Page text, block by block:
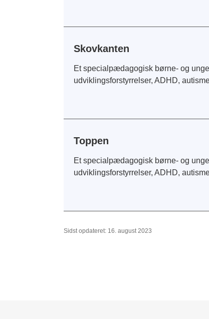
Skovkanten
Et specialpædagogisk børne- og
udviklingsforstyrrelser, ADHD,
Toppen
Et specialpædagogisk børne- og
udviklingsforstyrrelser, ADHD,
Sidst opdateret: 16. august 2023